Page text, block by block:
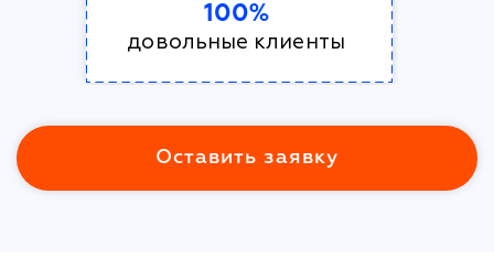
100%
довольные клиенты
Оставить заявку